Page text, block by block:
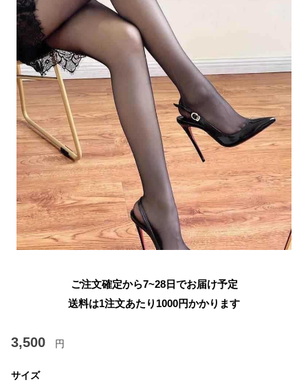
ご注文確定から7~28日でお届け予定
送料は1注文あたり 1000円かかります
3,500 円
サイズ